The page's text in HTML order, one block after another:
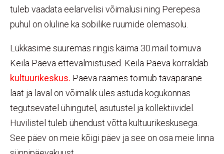
tuleb vaadata eelarvelisi võimalusi ning Perepesa
puhul on oluline ka sobilike ruumide olemasolu.
Lükkasime suuremas ringis käima 30.mail toimuva
Keila Päeva ettevalmistused. Keila Päeva korraldab
kultuurikeskus. Päeva raames toimub tavapärane
laat ja laval on võimalik üles astuda kogukonnas
tegutsevatel ühingutel, asutustel ja kollektiividel.
Huvilistel tuleb ühendust võtta kultuurikeskusega.
See päev on meie kõigi päev ja see on osa meie linna